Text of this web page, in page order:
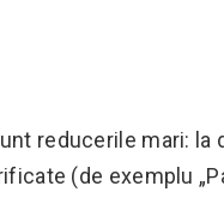
reducerile mari: la
(de exemplu